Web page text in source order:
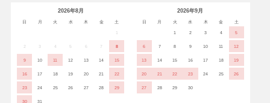
2026年8月
日 月 火 水 木 金 土
2 3 5 6 8
9 10 11 12 13 14 15
16 17 18 19 20 21 22
23 24 25 26 27 28 29
30 31
2026年9月
日 月 火 水 木 金 土
1 2 3 4 5
6 7 8 9 10 11 12
13 14 15 16 17 18 19
20 21 22 23 24 25 26
27 28 29 30